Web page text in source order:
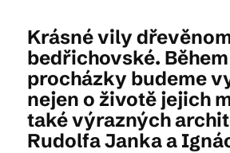
© 2026 Brána
Krásné vily
bedřichovské. Během
procházky budeme
nejen o životě jejich
také výrazných
Rudolfa Janka a